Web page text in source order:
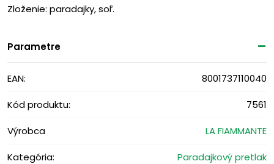
Zloženie: paradajky, soľ.
Parametre
EAN: 8001737110040
Kód produktu: 7561
Výrobca LA FIAMMANTE
Kategória: Paradajkový pretlak